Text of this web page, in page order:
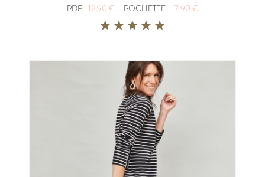
PDF: 12,90 € | POCHETTE: 17,90 €